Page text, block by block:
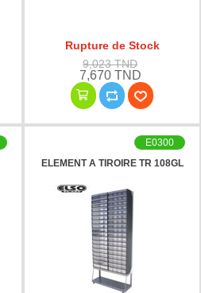
Rupture de Stock
9,023 TND
7,670 TND
ELEMENT A TIROIRE TR 108GL
E0300